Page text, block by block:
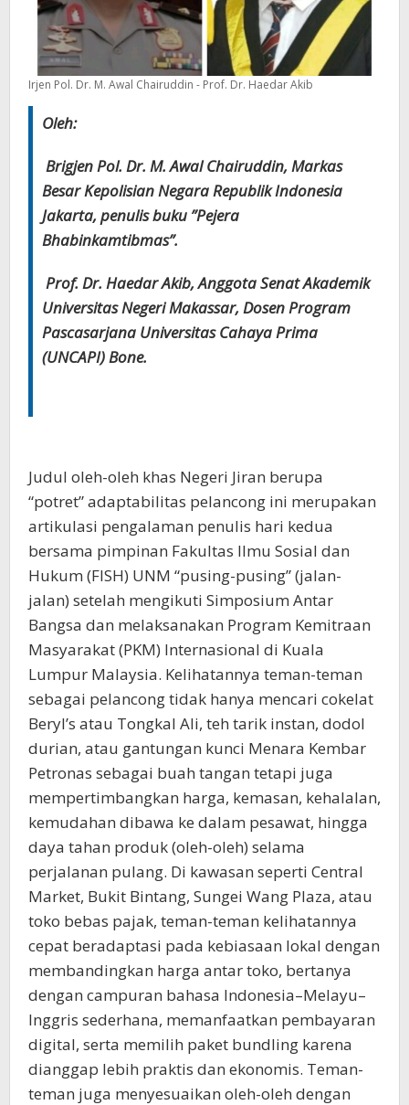
Irjen Pol. Dr. M. Awal Chairuddin - Prof. Dr. Haedar Akib
Oleh:
Brigjen Pol. Dr. M. Awal Chairuddin, Markas
Besar Kepolisian Negara Republik Indonesia
Jakarta, penulis buku ”Pejera
Bhabinkamtibmas”.
Prof. Dr. Haedar Akib, Anggota Senat Akademik
Universitas Negeri Makassar, Dosen Program
Pascasarjana Universitas Cahaya Prima
(UNCAPI) Bone.
Judul oleh-oleh khas Negeri Jiran berupa
“potret” adaptabilitas pelancong ini merupakan
artikulasi pengalaman penulis hari kedua
bersama pimpinan Fakultas Ilmu Sosial dan
Hukum (FISH) UNM “pusing-pusing” (jalan-
jalan) setelah mengikuti Simposium Antar
Bangsa dan melaksanakan Program Kemitraan
Masyarakat (PKM) Internasional di Kuala
Lumpur Malaysia. Kelihatannya teman-teman
sebagai pelancong tidak hanya mencari cokelat
Beryl’s atau Tongkal Ali, teh tarik instan, dodol
durian, atau gantungan kunci Menara Kembar
Petronas sebagai buah tangan tetapi juga
mempertimbangkan harga, kemasan, kehalalan,
kemudahan dibawa ke dalam pesawat, hingga
daya tahan produk (oleh-oleh) selama
perjalanan pulang. Di kawasan seperti Central
Market, Bukit Bintang, Sungei Wang Plaza, atau
toko bebas pajak, teman-teman kelihatannya
cepat beradaptasi pada kebiasaan lokal dengan
membandingkan harga antar toko, bertanya
dengan campuran bahasa Indonesia–Melayu–
Inggris sederhana, memanfaatkan pembayaran
digital, serta memilih paket bundling karena
dianggap lebih praktis dan ekonomis. Teman-
teman juga menyesuaikan oleh-oleh dengan